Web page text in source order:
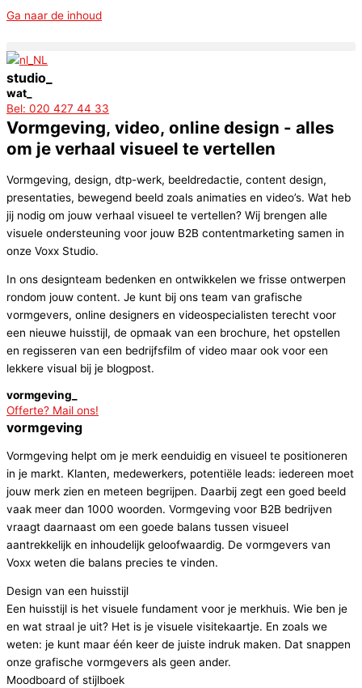
Ga naar de inhoud
studio_
wat_
Bel: 020 427 44 33
Vormgeving, video, online design - alles
om je verhaal visueel te vertellen
Vormgeving, design, dtp-werk, beeldredactie, content design,
presentaties, bewegend beeld zoals animaties en video’s. Wat heb
jij nodig om jouw verhaal visueel te vertellen? Wij brengen alle
visuele ondersteuning voor jouw B2B contentmarketing samen in
onze Voxx Studio.
In ons designteam bedenken en ontwikkelen we frisse ontwerpen
rondom jouw content. Je kunt bij ons team van grafische
vormgevers, online designers en videospecialisten terecht voor
een nieuwe huisstijl, de opmaak van een brochure, het opstellen
en regisseren van een bedrijfsfilm of video maar ook voor een
lekkere visual bij je blogpost.
vormgeving_
Offerte? Mail ons!
vormgeving
Vormgeving helpt om je merk eenduidig en visueel te positioneren
in je markt. Klanten, medewerkers, potentiële leads: iedereen moet
jouw merk zien en meteen begrijpen. Daarbij zegt een goed beeld
vaak meer dan 1000 woorden. Vormgeving voor B2B bedrijven
vraagt daarnaast om een goede balans tussen visueel
aantrekkelijk en inhoudelijk geloofwaardig. De vormgevers van
Voxx weten die balans precies te vinden.
Design van een huisstijl
Een huisstijl is het visuele fundament voor je merkhuis. Wie ben je
en wat straal je uit? Het is je visuele visitekaartje. En zoals we
weten: je kunt maar één keer de juiste indruk maken. Dat snappen
onze grafische vormgevers als geen ander.
Moodboard of stijlboek